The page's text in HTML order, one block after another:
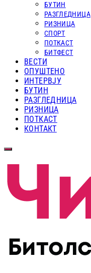
БУТИН
РАЗГЛЕДНИЦА
РИЗНИЦА
СПОРТ
ПОТКАСТ
БИТФЕСТ
ВЕСТИ
ОПУШТЕНО
ИНТЕРВЈУ
БУТИН
РАЗГЛЕДНИЦА
РИЗНИЦА
ПОТКАСТ
КОНТАКТ